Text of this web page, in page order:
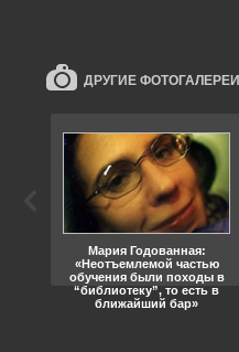
ДРУГИЕ ФОТОГАЛЕРЕИ
Мария Годованная:
«Неотъемлемой частью
обучения были походы в
“библиотеку”, то есть в
ближайший бар»